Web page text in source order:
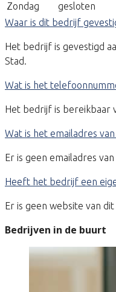
Zondag
gesloten
Waar is dit bedrijf
Het bedrijf is gevestigd
Stad.
Wat is het
Het bedrijf is bereikbaar
Wat is het emailadres
Er is geen emailadres
Heeft het bedrijf een
Er is geen website van
Bedrijven in de buurt